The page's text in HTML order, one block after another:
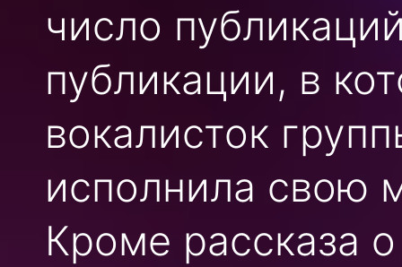
число
публикации, в
вокалисток
исполнила свою
Кроме рассказа